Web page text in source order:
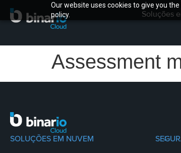
Our website uses cookies to give you
policy.
Soluções
Assessment
SOLUÇÕES EM NUVEM